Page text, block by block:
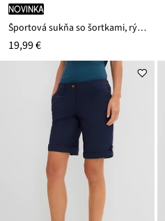
novinka
Športová sukňa so šortkami, rýchloschnúca
19,99 €